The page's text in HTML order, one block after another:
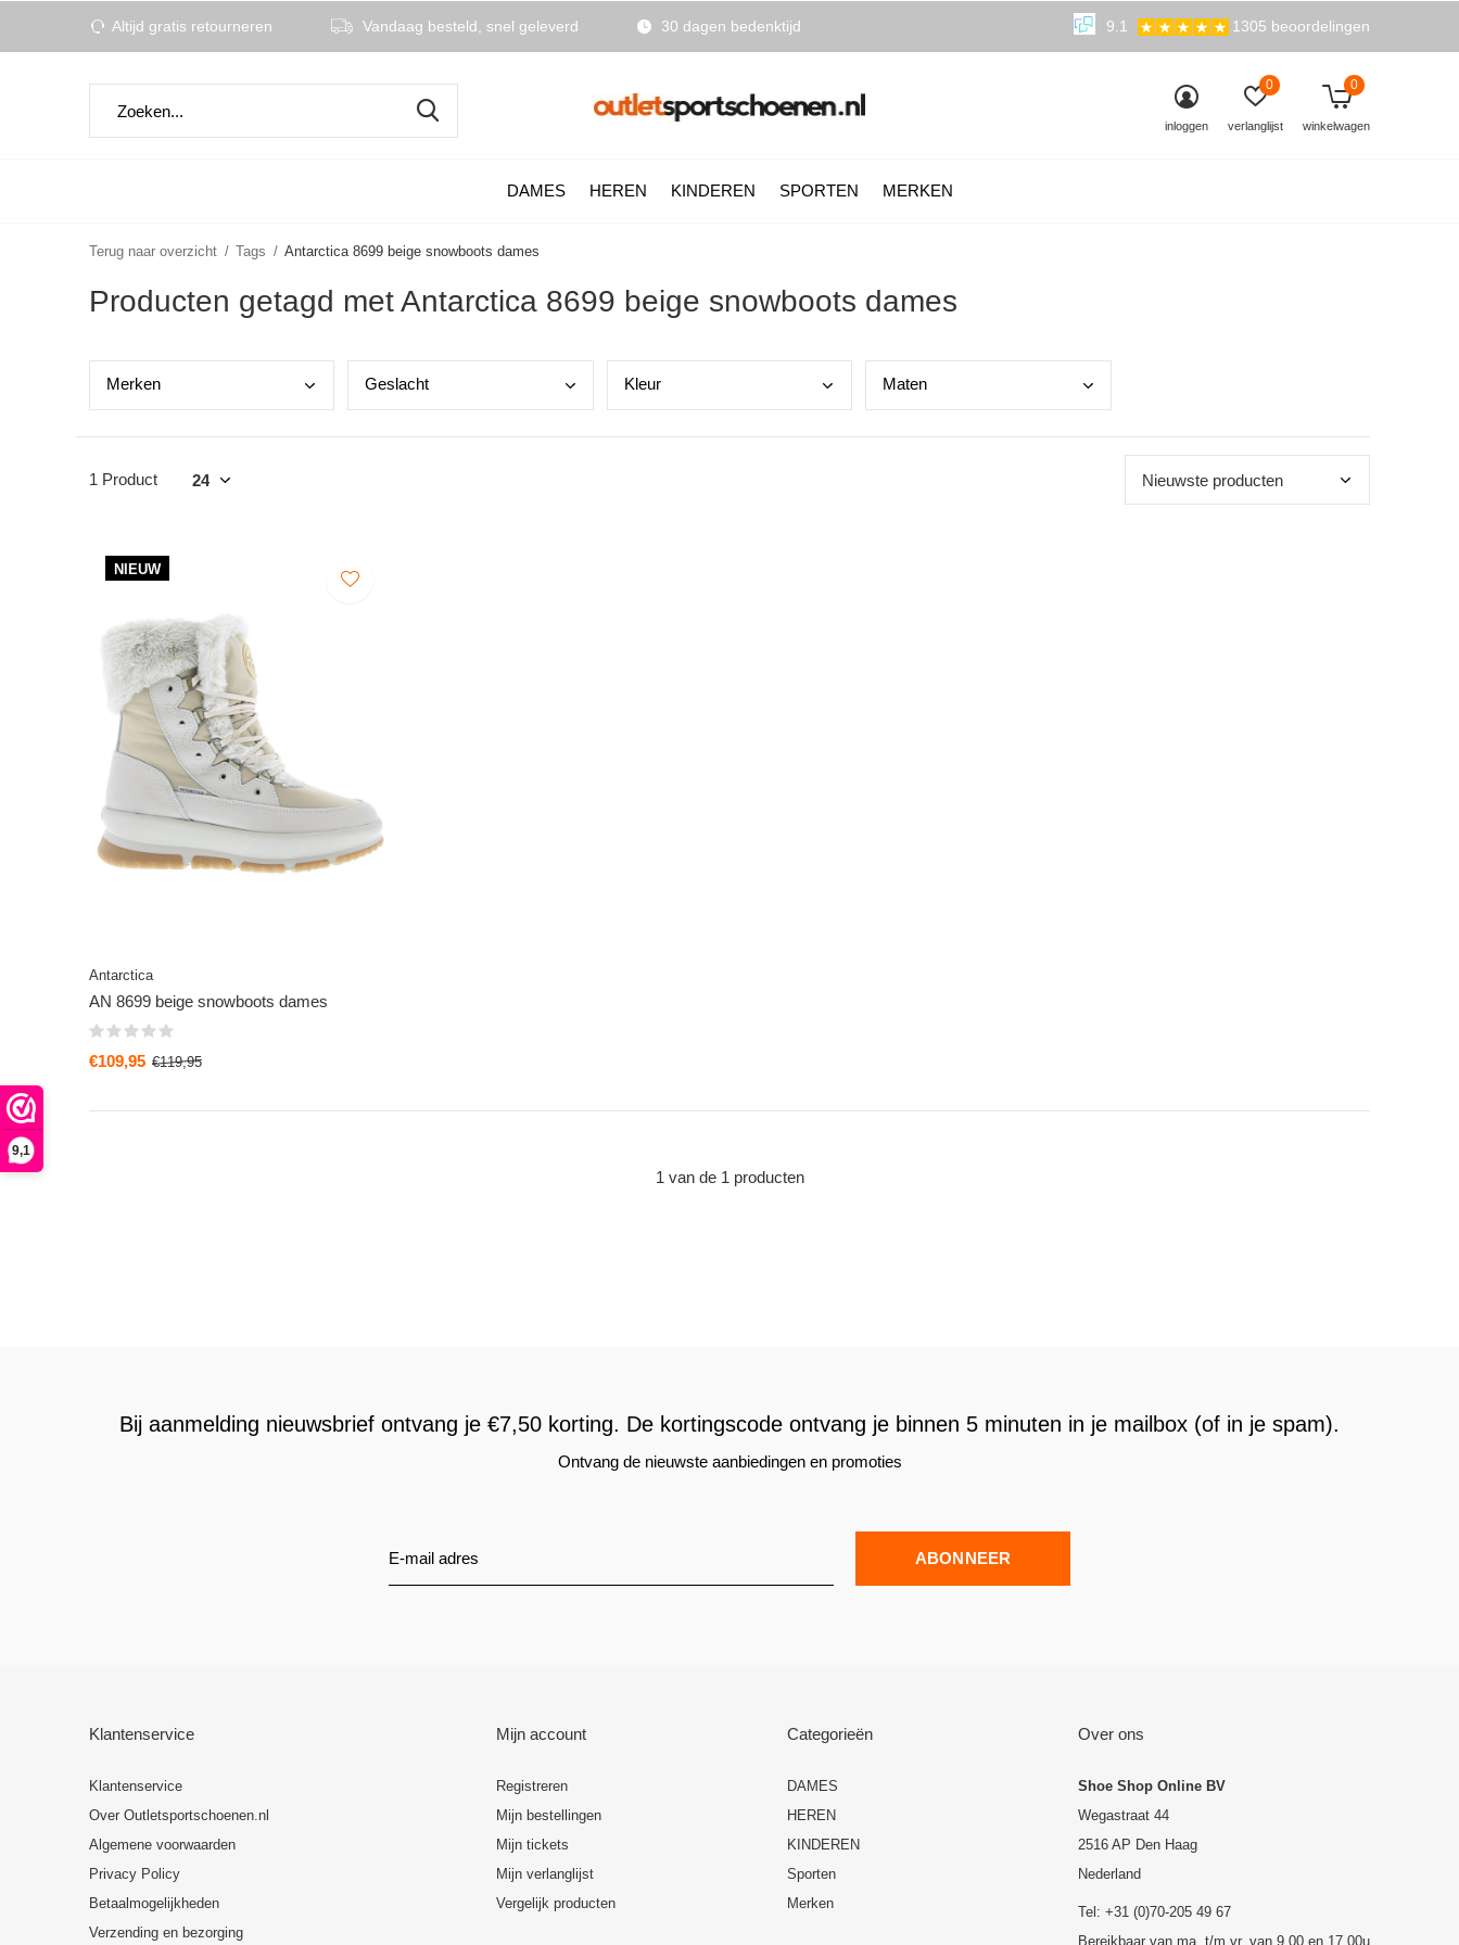
9,1
DAMES HEREN KINDEREN SPORTEN MERKEN
inloggen verlanglijst
0
winkelwagen
0
Altijd gratis retourneren Vandaag besteld, snel geleverd 30 dagen bedenktijd 9.1 1305 beoordelingen
Terug naar overzicht Tags Antarctica 8699 beige snowboots dames
Producten getagd met Antarctica 8699 beige snowboots dames
Merken Geslacht Kleur Maten
1 Product
NIEUW
Antarctica
AN 8699 beige snowboots dames
€109,95 €119,95
1 van de 1 producten
Bij aanmelding nieuwsbrief ontvang je €7,50 korting. De kortingscode ontvang je binnen 5 minuten in je mailbox (of in je spam).
Ontvang de nieuwste aanbiedingen en promoties
ABONNEER
Klantenservice
Klantenservice
Over Outletsportschoenen.nl
Algemene voorwaarden
Privacy Policy
Betaalmogelijkheden
Verzending en bezorging
Mijn account
Registreren
Mijn bestellingen
Mijn tickets
Mijn verlanglijst
Vergelijk producten
Categorieën
DAMES
HEREN
KINDEREN
Sporten
Merken
Over ons
Shoe Shop Online BV
Wegastraat 44
2516 AP Den Haag
Nederland
Tel: +31 (0)70-205 49 67
Bereikbaar van ma. t/m vr. van 9.00 en 17.00u